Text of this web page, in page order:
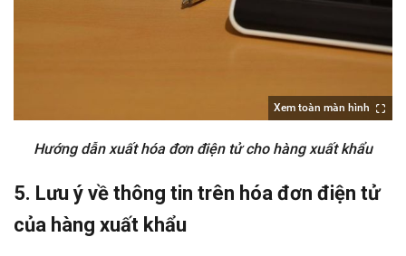
Xem toàn màn hình
Hướng dẫn xuất hóa đơn điện tử cho hàng xuất khẩu
5. Lưu ý về thông tin trên hóa đơn điện tử
của hàng xuất khẩu